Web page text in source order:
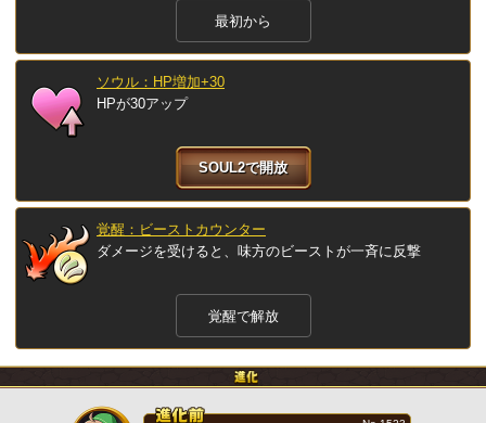
最初から
ソウル：HP増加+30
HPが30アップ
SOUL2で開放
覚醒：ビーストカウンター
ダメージを受けると、味方のビーストが一斉に反撃
覚醒で解放